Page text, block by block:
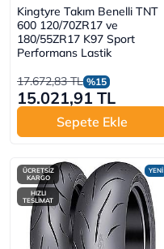
Kingtyre Takım Benelli TNT
600 120/70ZR17 ve
180/55ZR17 K97 Sport
Performans Lastik
17.672,83 TL %15
15.021,91 TL
Sepete Ekle
YENİ
ÜCRETSİZ
KARGO
HIZLI
TESLİMAT